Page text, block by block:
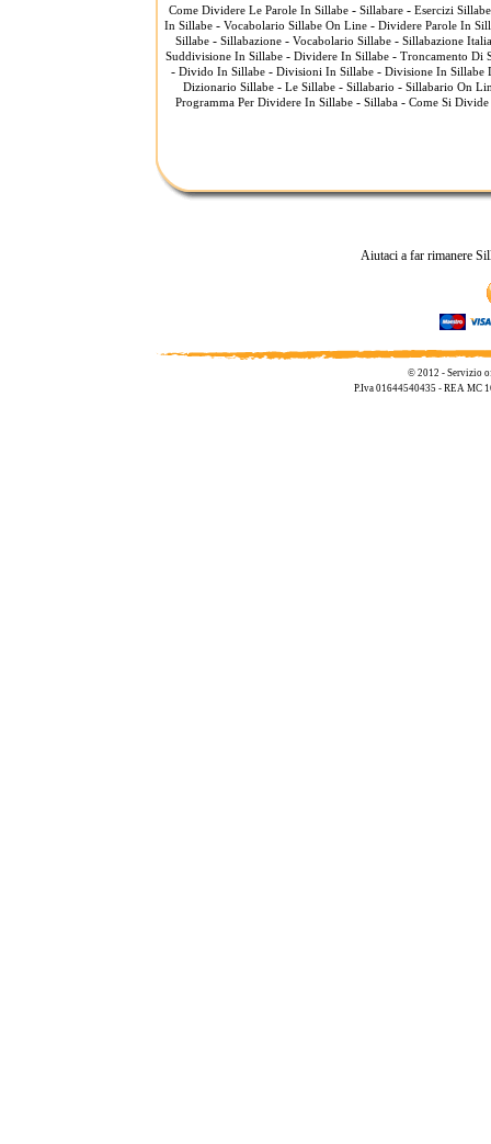
Come Dividere Le Parole In Sillabe- Sillabare- Esercizi Sillabe
In Sillabe- Vocabolario Sillabe On Line- Dividere Parole In
Sillabe- Sillabazione- Vocabolario Sillabe- Sillabazione
Suddivisione In Sillabe- Dividere In Sillabe- Troncamento Di
- Divido In Sillabe- Divisioni In Sillabe- Divisione In Sillabe
Dizionario Sillabe- Le Sillabe- Sillabario - Sillabario On
Programma Per Dividere In Sillabe- Sillaba- Come Si
Aiutaci a far rimanere
© 2012 - Servizio
P.Iva 01644540435 - REA MC